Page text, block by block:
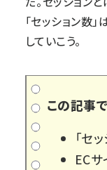
「セッション数
していこう。
この記事
「セ
EC